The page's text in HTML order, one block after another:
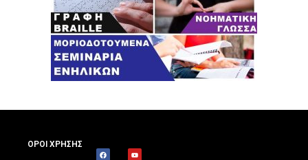
ΟΡΟΙ ΧΡΗΣΗΣ